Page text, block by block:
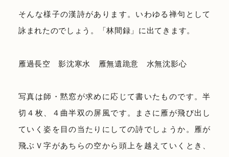
そんな様子の漢詩があります。いわゆる禅句として
詠まれたのでしょう。「林間録」に出てきます。
雁過長空 影沈寒水 雁無遺跪意 水無沈影心
写真は師・黙窓が求めに応じて書いたものです。半
切４枚、４曲半双の屏風です。まさに雁が飛び出し
ていく姿を目の当たりにしての詩でしょうか。雁が
飛ぶＶ字があちらの空から頭上を越えていくとき、